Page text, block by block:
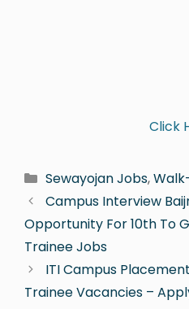
Click
Sewayojan Jobs,
Campus Interview
Opportunity For 10th To
Trainee Jobs
ITI Campus
Trainee Vacancies –